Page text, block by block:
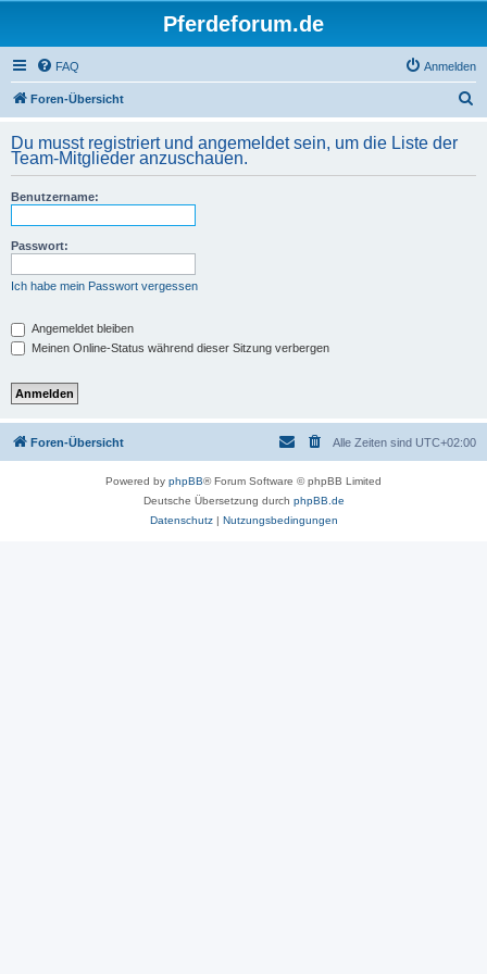
Pferdeforum.de
FAQ Anmelden
Foren-Übersicht
h
Du musst registriert und angemeldet sein, um die Liste der
Team-Mitglieder anzuschauen.
Benutzername:
Passwort:
Ich habe mein Passwort vergessen
Angemeldet bleiben
Meinen Online-Status während dieser Sitzung verbergen
Foren-Übersicht Alle Zeiten sind UTC+02:00
Powered by phpBB® Forum Software © phpBB Limited
Deutsche Übersetzung durch phpBB.de
Datenschutz| Nutzungsbedingungen